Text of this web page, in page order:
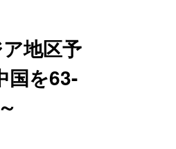
地区予
国を63-